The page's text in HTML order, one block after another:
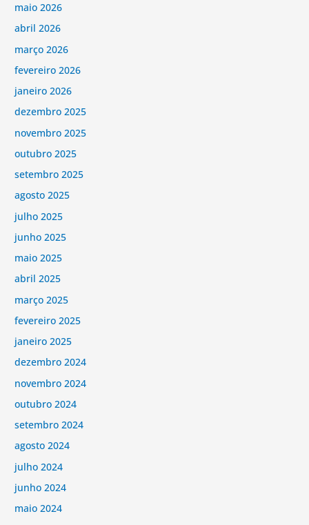
maio 2026
abril 2026
março 2026
fevereiro 2026
janeiro 2026
dezembro 2025
novembro 2025
outubro 2025
setembro 2025
agosto 2025
julho 2025
junho 2025
maio 2025
abril 2025
março 2025
fevereiro 2025
janeiro 2025
dezembro 2024
novembro 2024
outubro 2024
setembro 2024
agosto 2024
julho 2024
junho 2024
maio 2024